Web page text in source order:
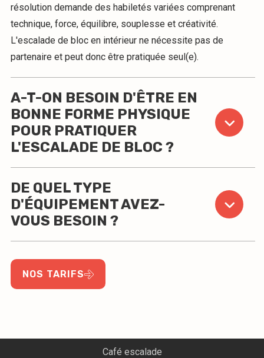
résolution demande des habiletés variées comprenant
technique, force, équilibre, souplesse et créativité.
L'escalade de bloc en intérieur ne nécessite pas de
partenaire et peut donc être pratiquée seul(e).
A-T-ON BESOIN D'ÊTRE EN
BONNE FORME PHYSIQUE
POUR PRATIQUER
L'ESCALADE DE BLOC ?
DE QUEL TYPE
D'ÉQUIPEMENT AVEZ-
VOUS BESOIN ?
NOS TARIFS
Café escalade